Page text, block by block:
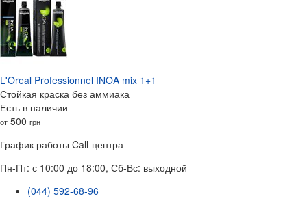
L'Oreal Professionnel INOA mix 1+1
Стойкая краска без аммиака
Есть в наличии
от 500 грн
График работы Call-центра
Пн-Пт: с 10:00 до 18:00, Сб-Вс: выходной
(044) 592-68-96